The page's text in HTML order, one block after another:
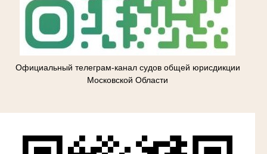
Официальный телеграм-канал судов общей юрисдикции
Московской Области